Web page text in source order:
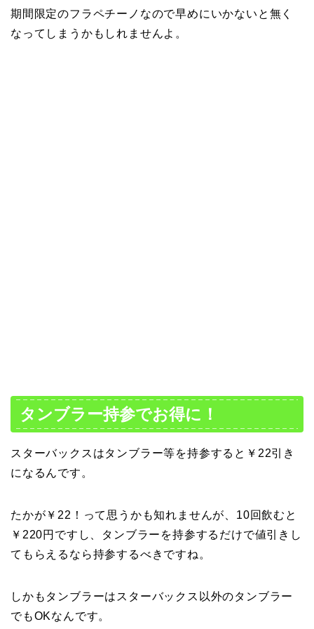
期間限定のフラペチーノなので早めにいかないと無く
なってしまうかもしれませんよ。
タンブラー持参でお得に！
スターバックスはタンブラー等を持参すると￥22引き
になるんです。
たかが￥22！って思うかも知れませんが、10回飲むと
￥220円ですし、タンブラーを持参するだけで値引きし
てもらえるなら持参するべきですね。
しかもタンブラーはスターバックス以外のタンブラー
でもOKなんです。